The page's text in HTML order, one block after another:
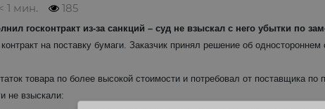
1 мин. 185
госконтракт из-за санкций – суд не взыскал с него убытки по
на поставку бумаги. Заказчик принял решение об одностороннем
товара по более высокой стоимости и потребовал от поставщика по
не взыскали: